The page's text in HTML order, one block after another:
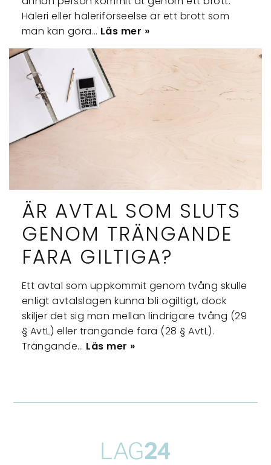
Häleri eller häleriförseelse är ett brott som
man kan göra… Läs mer »
ÄR AVTAL SOM SLUTS
GENOM TRÄNGANDE
FARA GILTIGA?
Ett avtal som uppkommit genom tvång skulle
enligt avtalslagen kunna bli ogiltigt, dock
skiljer det sig man mellan lindrigare tvång (29
§ AvtL) eller trängande fara (28 § AvtL).
Trängande… Läs mer »